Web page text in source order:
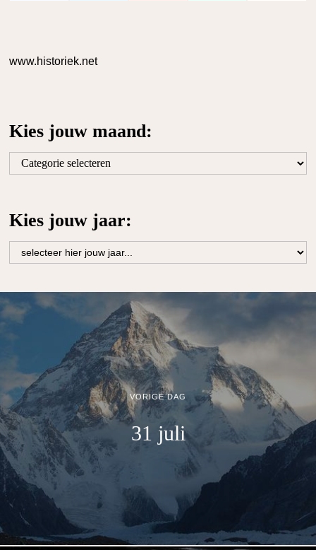
www.historiek.net
Kies jouw maand:
Kies
Kies jouw jaar:
VORIGE DAG
31 juli